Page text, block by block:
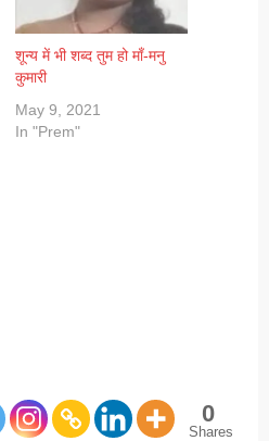
शून्य में भी शब्द तुम हो माँ-मनु
कुमारी
May 9, 2021
In "Prem"
0
Shares